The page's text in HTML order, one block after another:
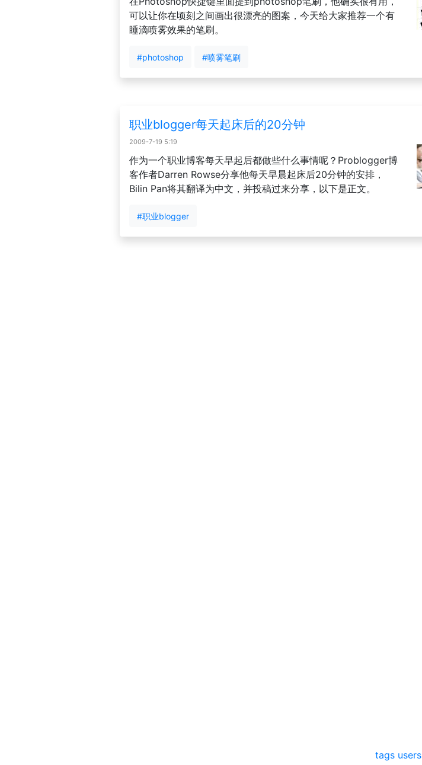
可以让你在顷刻之间画出很漂亮的图案，今天给大家推荐一个有
睡滴喷雾效果的笔刷。
#photoshop #喷雾笔刷
职业blogger每天起床后的20分钟
2009-7-19 5:19
作为一个职业博客每天早起后都做些什么事情呢？Problogger博
客作者Darren Rowse分享他每天早晨起床后20分钟的安排，
Bilin Pan将其翻译为中文，并投稿过来分享，以下是正文。
#职业blogger
tags users